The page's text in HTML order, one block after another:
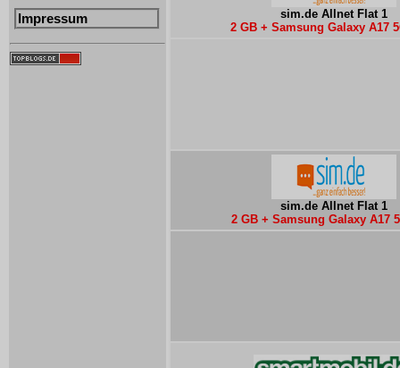
Impressum
sim.de Allnet Flat 1
2 GB + Samsung Galaxy A17
sim.de Allnet Flat 1
2 GB + Samsung Galaxy A17